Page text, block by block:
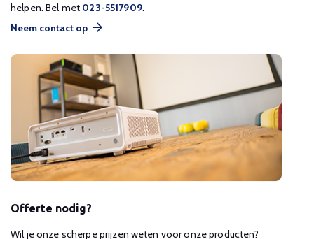
helpen. Bel met 023-5517909.
Neem contact op
Offerte nodig?
Wil je onze scherpe prijzen weten voor onze producten?